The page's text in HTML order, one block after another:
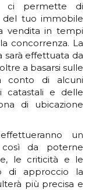
ci permette di
del tuo immobile
vendita in tempi
concorrenza. La
sarà effettuata da
a basarsi sulle
conto di alcuni
catastali e delle
di ubicazione
un
da poterne
le criticità e le
di approccio la
più precisa e